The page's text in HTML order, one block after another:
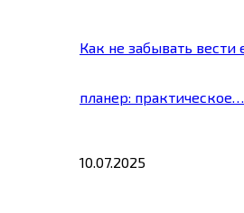
Как не забывать
планер: практическое…
10.07.2025